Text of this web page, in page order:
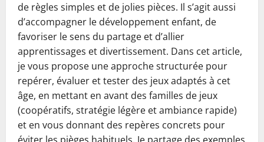
de règles simples et de jolies pièces. Il s’agit aussi
d’accompagner le développement enfant, de
favoriser le sens du partage et d’allier
apprentissages et divertissement. Dans cet article,
je vous propose une approche structurée pour
repérer, évaluer et tester des jeux adaptés à cet
âge, en mettant en avant des familles de jeux
(coopératifs, stratégie légère et ambiance rapide)
et en vous donnant des repères concrets pour